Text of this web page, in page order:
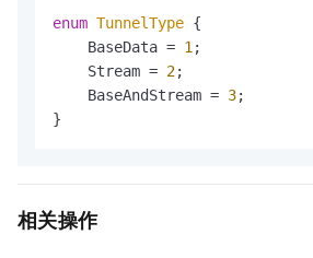
enum TunnelType {
    BaseData =
1 ;
    Stream =
2;
    BaseAndStream =
3;
}
相关操作